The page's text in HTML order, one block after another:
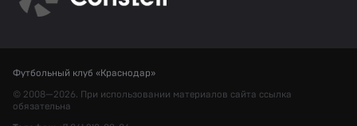
Футбольный клуб «Краснодар»
© 2008—2026. При использовании материалов сайта ссылка
обязательна